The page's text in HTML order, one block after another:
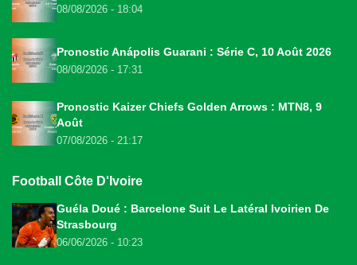
08/08/2026 - 18:04
Pronostic Anápolis Guarani : Série C, 10 Août 2026
08/08/2026 - 17:31
Pronostic Kaizer Chiefs Golden Arrows : MTN8, 9
Août
07/08/2026 - 21:17
Football Côte D'Ivoire
Guéla Doué : Barcelone Suit Le Latéral Ivoirien De
Strasbourg
06/06/2026 - 10:23